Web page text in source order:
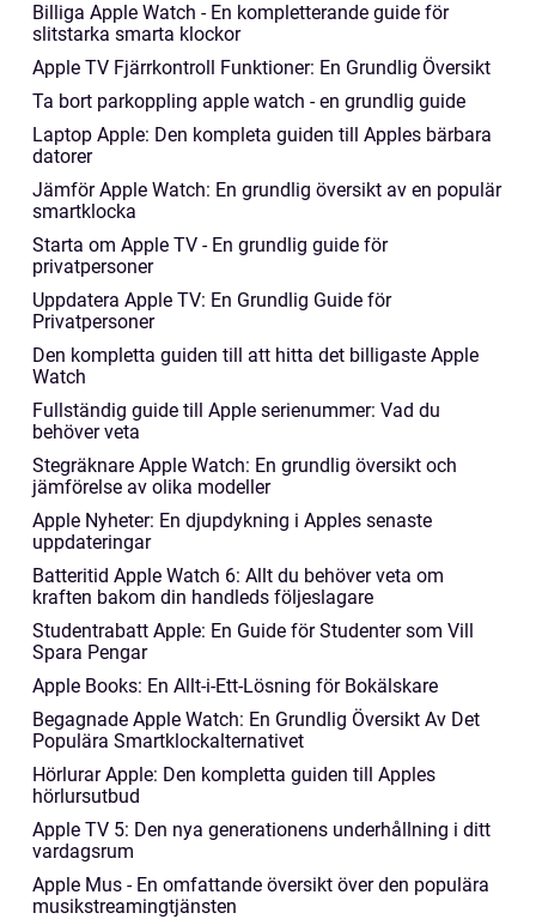
Billiga Apple Watch - En kompletterande guide för
slitstarka smarta klockor
Apple TV Fjärrkontroll Funktioner: En Grundlig Översikt
Ta bort parkoppling apple watch - en grundlig guide
Laptop Apple: Den kompleta guiden till Apples bärbara
datorer
Jämför Apple Watch: En grundlig översikt av en populär
smartklocka
Starta om Apple TV - En grundlig guide för
privatpersoner
Uppdatera Apple TV: En Grundlig Guide för
Privatpersoner
Den kompletta guiden till att hitta det billigaste Apple
Watch
Fullständig guide till Apple serienummer: Vad du
behöver veta
Stegräknare Apple Watch: En grundlig översikt och
jämförelse av olika modeller
Apple Nyheter: En djupdykning i Apples senaste
uppdateringar
Batteritid Apple Watch 6: Allt du behöver veta om
kraften bakom din handleds följeslagare
Studentrabatt Apple: En Guide för Studenter som Vill
Spara Pengar
Apple Books: En Allt-i-Ett-Lösning för Bokälskare
Begagnade Apple Watch: En Grundlig Översikt Av Det
Populära Smartklockalternativet
Hörlurar Apple: Den kompletta guiden till Apples
hörlursutbud
Apple TV 5: Den nya generationens underhållning i ditt
vardagsrum
Apple Mus - En omfattande översikt över den populära
musikstreamingtjänsten